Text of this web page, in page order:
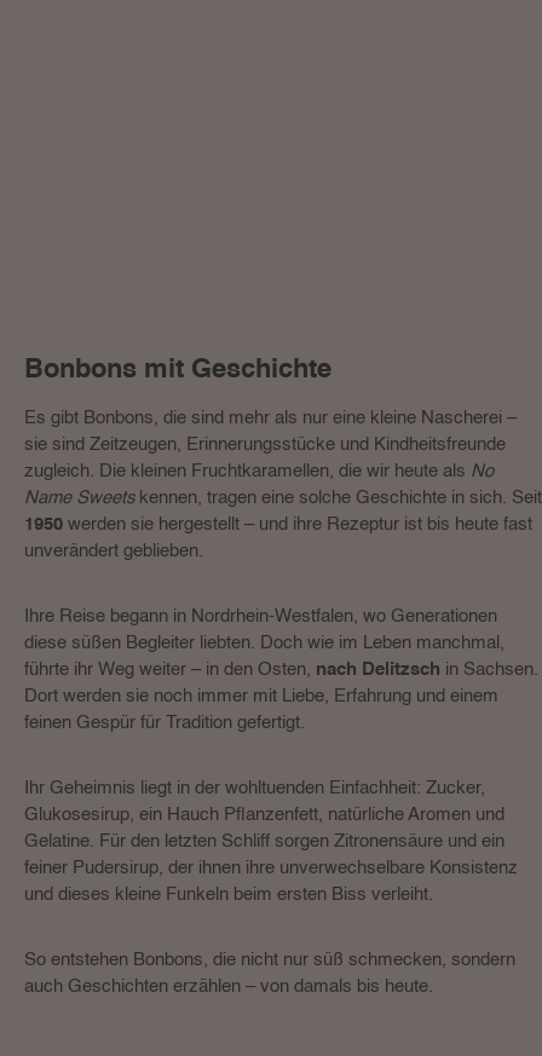
Bonbons mit Geschichte
Es gibt Bonbons, die sind mehr als nur eine kleine Nascherei –
sie sind Zeitzeugen, Erinnerungsstücke und Kindheitsfreunde
zugleich. Die kleinen Fruchtkaramellen, die wir heute als No
Name Sweetskennen, tragen eine solche Geschichte in sich. Seit
1950 werden sie hergestellt – und ihre Rezeptur ist bis heute fast
unverändert geblieben.
Ihre Reise begann in Nordrhein-Westfalen, wo Generationen
diese süßen Begleiter liebten. Doch wie im Leben manchmal,
führte ihr Weg weiter – in den Osten, nach Delitzsch in Sachsen.
Dort werden sie noch immer mit Liebe, Erfahrung und einem
feinen Gespür für Tradition gefertigt.
Ihr Geheimnis liegt in der wohltuenden Einfachheit: Zucker,
Glukosesirup, ein Hauch Pflanzenfett, natürliche Aromen und
Gelatine. Für den letzten Schliff sorgen Zitronensäure und ein
feiner Pudersirup, der ihnen ihre unverwechselbare Konsistenz
und dieses kleine Funkeln beim ersten Biss verleiht.
So entstehen Bonbons, die nicht nur süß schmecken, sondern
auch Geschichten erzählen – von damals bis heute.